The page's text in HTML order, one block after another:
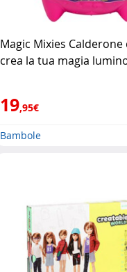
Magic Mixies Calderone
crea la tua magia
19,95€
Bambole